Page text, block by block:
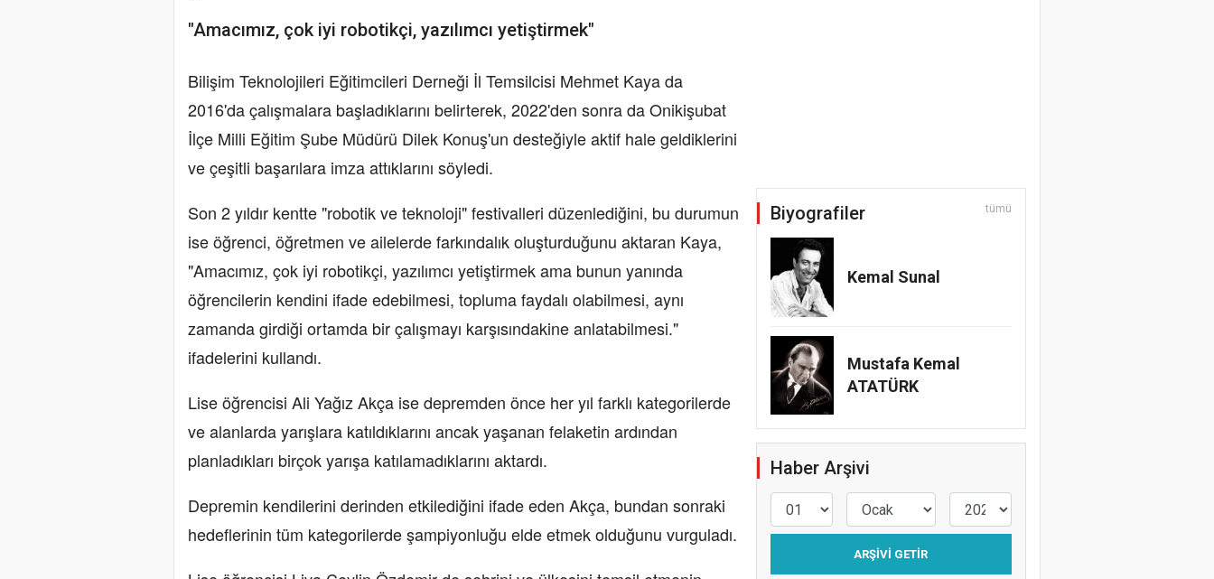
"Amacımız, çok iyi robotikçi, yazılımcı yetiştirmek"
Bilişim Teknolojileri Eğitimcileri Derneği İl Temsilcisi Mehmet Kaya da
2016'da çalışmalara başladıklarını belirterek, 2022'den sonra da Onikişubat
İlçe Milli Eğitim Şube Müdürü Dilek Konuş'un desteğiyle aktif hale geldiklerini
ve çeşitli başarılara imza attıklarını söyledi.
Son 2 yıldır kentte "robotik ve teknoloji" festivalleri düzenlediğini, bu durumun
ise öğrenci, öğretmen ve ailelerde farkındalık oluşturduğunu aktaran Kaya,
"Amacımız, çok iyi robotikçi, yazılımcı yetiştirmek ama bunun yanında
öğrencilerin kendini ifade edebilmesi, topluma faydalı olabilmesi, aynı
zamanda girdiği ortamda bir çalışmayı karşısındakine anlatabilmesi."
ifadelerini kullandı.
Lise öğrencisi Ali Yağız Akça ise depremden önce her yıl farklı kategorilerde
ve alanlarda yarışlara katıldıklarını ancak yaşanan felaketin ardından
planladıkları birçok yarışa katılamadıklarını aktardı.
Depremin kendilerini derinden etkilediğini ifade eden Akça, bundan sonraki
hedeflerinin tüm kategorilerde şampiyonluğu elde etmek olduğunu vurguladı.
Biyografiler tümü
Kemal Sunal
Mustafa Kemal
ATATÜRK
Haber Arşivi
ARŞIVI GETIR